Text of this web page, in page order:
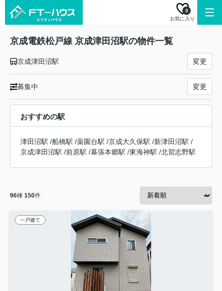
お気に入り
0
京成電鉄松戸線 京成津田沼駅の物件一覧
京成津田沼駅 変更
募集中 変更
おすすめの駅
津田沼駅 /船橋駅 /薬園台駅 /京成大久保駅 /新津田沼駅 /
京成津田沼駅 /前原駅 /幕張本郷駅 /東海神駅 /北習志野駅
96棟 150件
一戸建て